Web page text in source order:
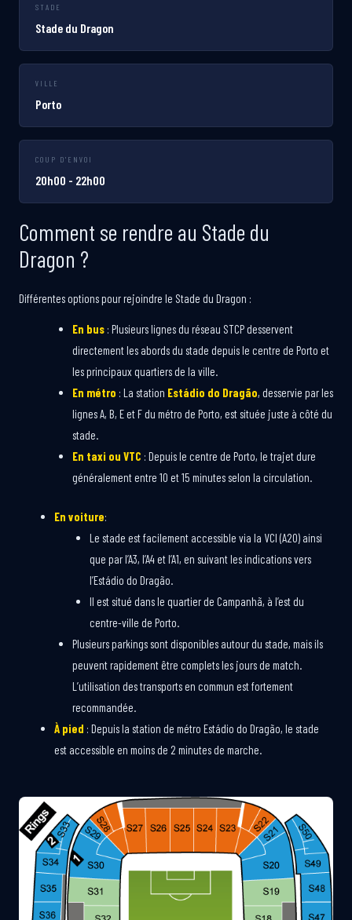
STADE
Stade du Dragon
VILLE
Porto
COUP D'ENVOI
20h00 - 22h00
Comment se rendre au Stade du
Dragon ?
Différentes options pour rejoindre le Stade du Dragon :
En bus: Plusieurs lignes du réseau STCP desservent
directement les abords du stade depuis le centre de Porto et
les principaux quartiers de la ville.
En métro : La station Estádio do Dragão, desservie par les
lignes A, B, E et F du métro de Porto, est située juste à côté du
stade.
En taxi ou VTC : Depuis le centre de Porto, le trajet dure
généralement entre 10 et 15 minutes selon la circulation.
En voiture:
Le stade est facilement accessible via la VCI (A20) ainsi
que par l’A3, l’A4 et l’A1, en suivant les indications vers
l’Estádio do Dragão.
Il est situé dans le quartier de Campanhã, à l’est du
centre-ville de Porto.
Plusieurs parkings sont disponibles autour du stade, mais ils
peuvent rapidement être complets les jours de match.
L’utilisation des transports en commun est fortement
recommandée.
À pied : Depuis la station de métro Estádio do Dragão, le stade
est accessible en moins de 2 minutes de marche.